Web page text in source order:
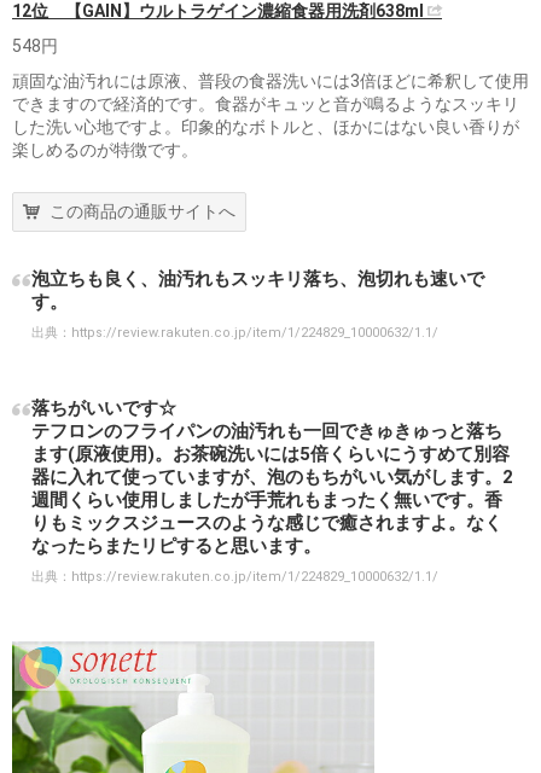
12位 【GAIN】ウルトラゲイン濃縮食器用洗剤638ml
548円
頑固な油汚れには原液、普段の食器洗いには3倍ほどに希釈して使用
できますので経済的です。食器がキュッと音が鳴るようなスッキリ
した洗い心地ですよ。印象的なボトルと、ほかにはない良い香りが
楽しめるのが特徴です。
この商品の通販サイトへ
泡立ちも良く、油汚れもスッキリ落ち、泡切れも速いで
す。
出典： https://review.rakuten.co.jp/item/1/224829_10000632/1.1/
落ちがいいです☆
テフロンのフライパンの油汚れも一回できゅきゅっと落ち
ます(原液使用)。お茶碗洗いには5倍くらいにうすめて別容
器に入れて使っていますが、泡のもちがいい気がします。2
週間くらい使用しましたが手荒れもまったく無いです。香
りもミックスジュースのような感じで癒されますよ。なく
なったらまたリピすると思います。
出典： https://review.rakuten.co.jp/item/1/224829_10000632/1.1/